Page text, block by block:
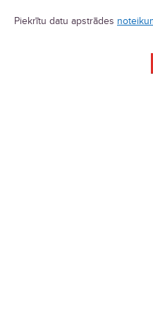
Piekrītu datu apstrādes